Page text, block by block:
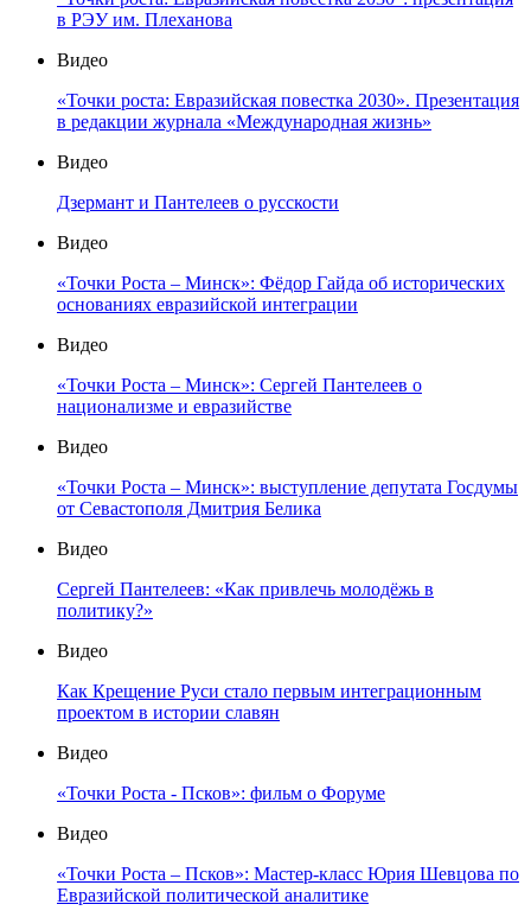
в РЭУ им. Плеханова
Видео
«Точки роста: Евразийская повестка 2030». Презентация
в редакции журнала «Международная жизнь»
Видео
Дзермант и Пантелеев о русскости
Видео
«Точки Роста – Минск»: Фёдор Гайда об исторических
основаниях евразийской интеграции
Видео
«Точки Роста – Минск»: Сергей Пантелеев о
национализме и евразийстве
Видео
«Точки Роста – Минск»: выступление депутата Госдумы
от Севастополя Дмитрия Белика
Видео
Сергей Пантелеев: «Как привлечь молодёжь в
политику?»
Видео
Как Крещение Руси стало первым интеграционным
проектом в истории славян
Видео
«Точки Роста - Псков»: фильм о Форуме
Видео
«Точки Роста – Псков»: Мастер-класс Юрия Шевцова по
Евразийской политической аналитике